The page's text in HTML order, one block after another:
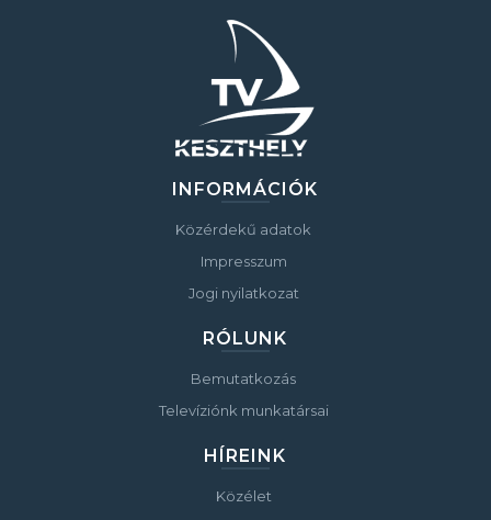
INFORMÁCIÓK
Közérdekű adatok
Impresszum
Jogi nyilatkozat
RÓLUNK
Bemutatkozás
Televíziónk munkatársai
HÍREINK
Közélet